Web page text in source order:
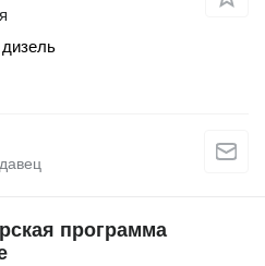
дизель
программа